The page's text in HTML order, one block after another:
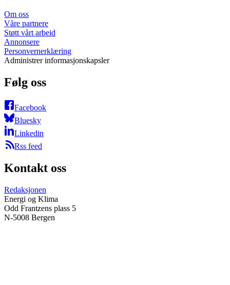
Om oss
Våre partnere
Støtt vårt arbeid
Annonsere
Personvernerklæring
Administrer informasjonskapsler
Følg oss
Facebook
Bluesky
Linkedin
Rss feed
Kontakt oss
Redaksjonen
Energi og Klima
Odd Frantzens plass 5
N-5008 Bergen